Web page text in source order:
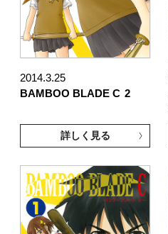
2014.3.25
BAMBOO BLADE C 2
詳しく見る